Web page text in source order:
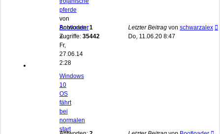
pferde
von
Bootloader
»
Fr,
27.06.14
2:28
Antworten:1
Zugriffe: 35442
Letzter Beitrag von schwarzalex
Do, 11.06.20 8:47
Windows
10
OS
fährt
bei
normalen
start